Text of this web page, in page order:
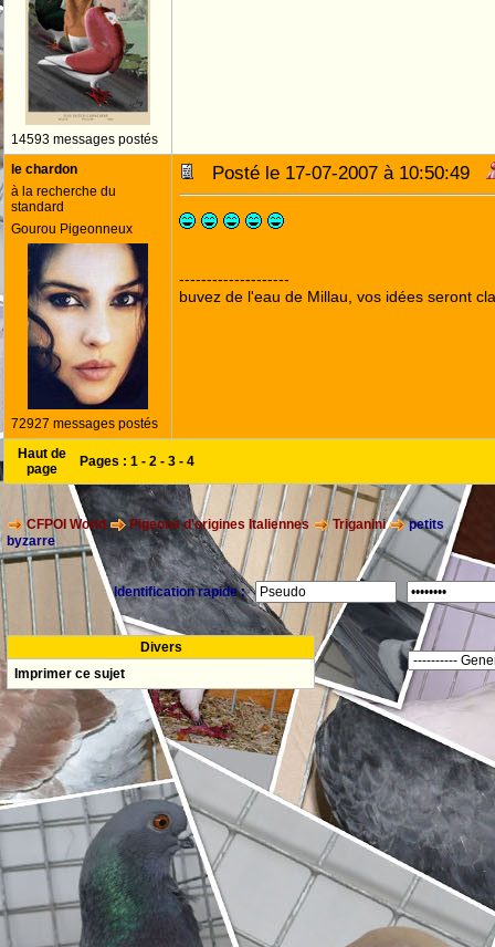
14593 messages postés
le chardon
à la recherche du
standard
Gourou Pigeonneux
72927 messages postés
Posté le 17-07-2007 à 10:50:49
--------------------
buvez de l'eau de Millau, vos idées seront
Haut de
page
Pages : 1 - 2 - 3 - 4
CFPOI World Pigeons d'origines Italiennes Triganini
petits
byzarre
Identification rapide :
Divers
Imprimer ce sujet